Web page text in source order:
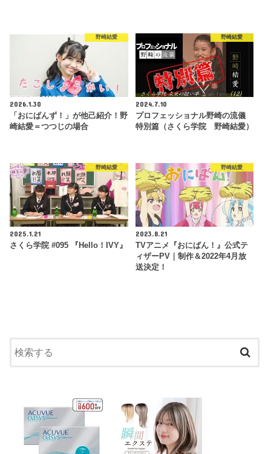
野崎結愛
2026.1.30
「おにぱんず！」が他己紹介！野
崎結愛＝つつじの場合
野崎結愛
2024.7.10
プロフェッショナル野崎の流儀
特別篇（さくら学院 野崎結愛）
野崎結愛
2025.1.21
さくら学院 #095 『Hello！IVY』
野崎結愛
2023.8.21
TVアニメ『おにぱん！』公式テ
ィザーPV｜制作＆2022年4月放
送決定！